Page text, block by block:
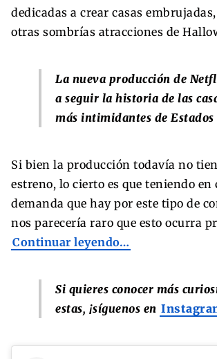
dedicadas a crear casas
otras sombrías atracciones de
La nueva producción de
a seguir la historia de las
más intimidantes de Estados
Si bien la producción todavía no
estreno, lo cierto es que teniendo
demanda que hay por este tipo de
nos parecería raro que esto ocurra
Continuar leyendo…
Si quieres conocer más
estas, ¡síguenos en